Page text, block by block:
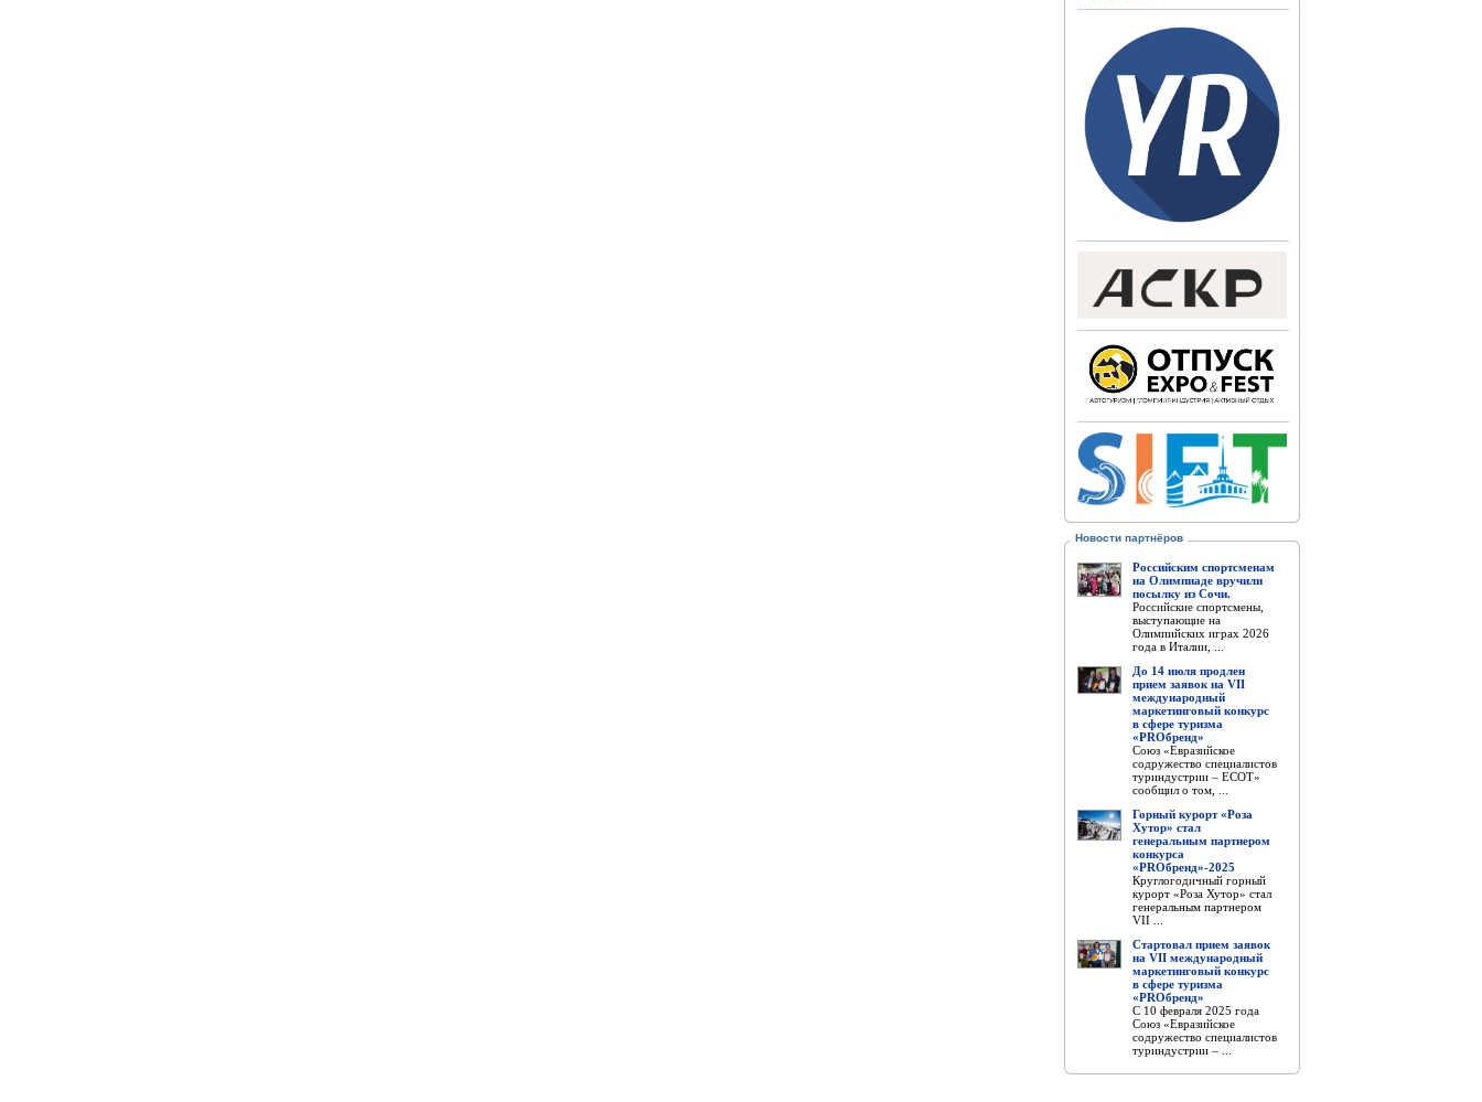
Новости партнёров
Российским спортсменам
на Олимпиаде вручили
посылку из Сочи.
Российские спортсмены,
выступающие на
Олимпийских играх 2026
года в Италии, ...
До 14 июля продлен
прием заявок на VII
международный
маркетинговый конкурс
в сфере туризма
«PROбренд»
Союз «Евразийское
содружество специалистов
туриндустрии – ЕСОТ»
сообщил о том, ...
Горный курорт «Роза
Хутор» стал
генеральным партнером
конкурса
«PROбренд»-2025
Круглогодичный горный
курорт «Роза Хутор» стал
генеральным партнером
VII ...
Стартовал прием заявок
на VII международный
маркетинговый конкурс
в сфере туризма
«PROбренд»
С 10 февраля 2025 года
Союз «Евразийское
содружество специалистов
туриндустрии – ...